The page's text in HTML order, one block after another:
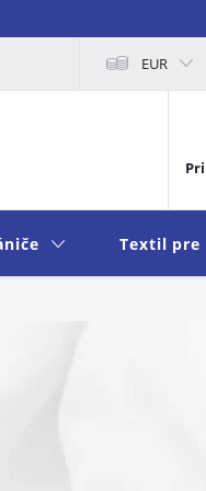
osobných údajov Moja
EUR
Textil pre